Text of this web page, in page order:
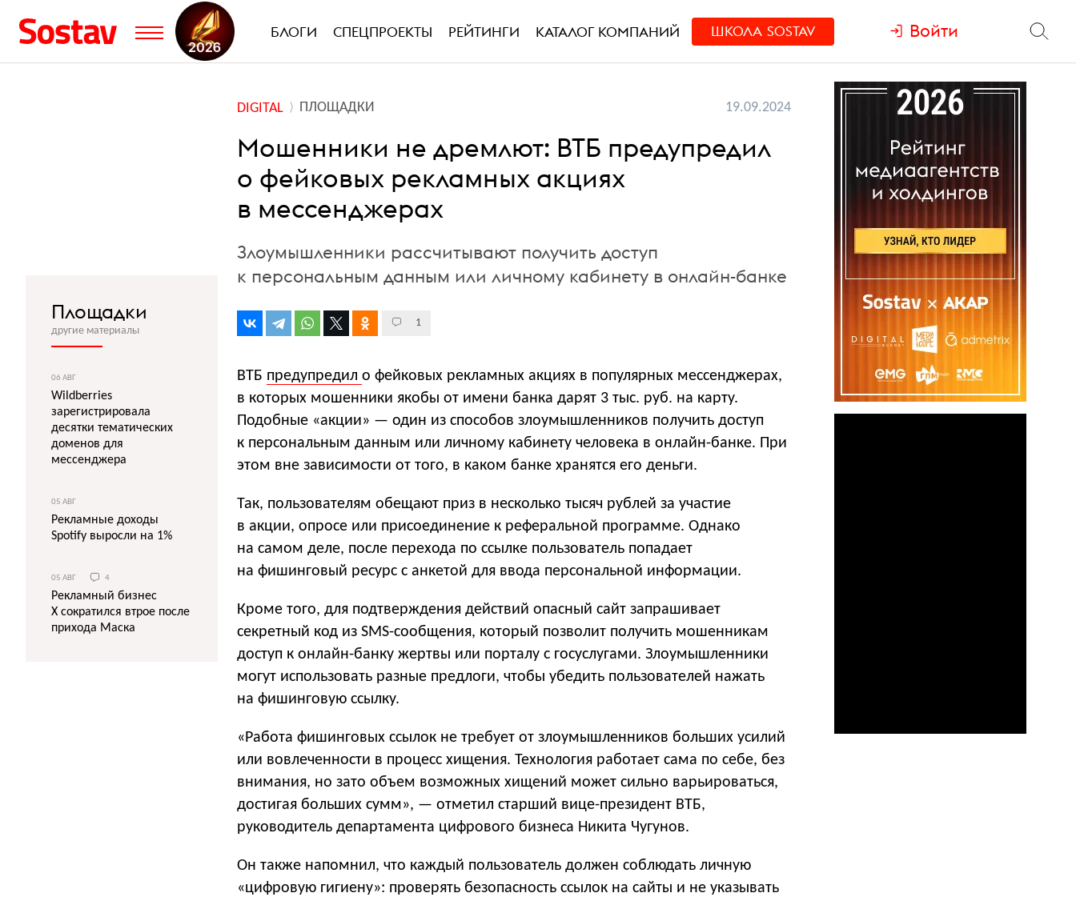
БЛОГИ СПЕЦПРОЕКТЫ РЕЙТИНГИ КАТАЛОГ КОМПАНИЙ ШКОЛА SOSTAV Войти
DIGITAL ПЛОЩАДКИ 19.09.2024
Мошенники не дремлют: ВТБ предупредил
о фейковых рекламных акциях
в мессенджерах
Злоумышленники рассчитывают получить доступ
к персональным данным или личному кабинету в онлайн-банке
1
ВТБ предупредил о фейковых рекламных акциях в популярных мессенджерах,
в которых мошенники якобы от имени банка дарят 3 тыс. руб. на карту.
Подобные «акции» — один из способов злоумышленников получить доступ
к персональным данным или личному кабинету человека в онлайн-банке. При
этом вне зависимости от того, в каком банке хранятся его деньги.
Так, пользователям обещают приз в несколько тысяч рублей за участие
в акции, опросе или присоединение к реферальной программе. Однако
на самом деле, после перехода по ссылке пользователь попадает
на фишинговый ресурс с анкетой для ввода персональной информации.
Кроме того, для подтверждения действий опасный сайт запрашивает
секретный код из SMS-сообщения, который позволит получить мошенникам
доступ к онлайн-банку жертвы или порталу с госуслугами. Злоумышленники
могут использовать разные предлоги, чтобы убедить пользователей нажать
на фишинговую ссылку.
«Работа фишинговых ссылок не требует от злоумышленников больших усилий
или вовлеченности в процесс хищения. Технология работает сама по себе, без
внимания, но зато объем возможных хищений может сильно варьироваться,
достигая больших сумм», — отметил старший вице-президент ВТБ,
руководитель департамента цифрового бизнеса Никита Чугунов.
Он также напомнил, что каждый пользователь должен соблюдать личную
«цифровую гигиену»: проверять безопасность ссылок на сайты и не указывать
Площадки
другие материалы
06 АВГ
Wildberries
зарегистрировала
десятки тематических
доменов для
мессенджера
05 АВГ
Рекламные доходы
Spotify выросли на 1%
05 АВГ 4
Рекламный бизнес
X сократился втрое после
прихода Маска